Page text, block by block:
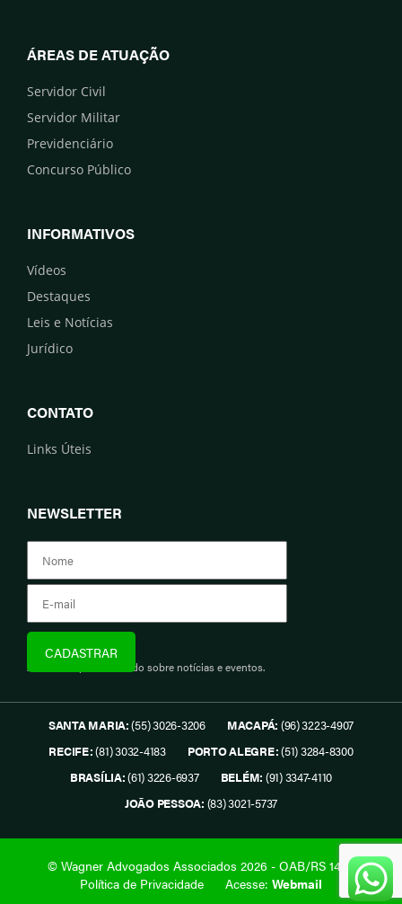
ÁREAS DE ATUAÇÃO
Servidor Civil
Servidor Militar
Previdenciário
Concurso Público
INFORMATIVOS
Vídeos
Destaques
Leis e Notícias
Jurídico
CONTATO
Links Úteis
NEWSLETTER
Assine e fique informado sobre notícias e eventos.
SANTA MARIA:(55) 3026-3206 MACAPÁ: (96) 3223-4907
RECIFE:(81) 3032-4183 PORTO ALEGRE:(51) 3284-8300
BRASÍLIA:(61) 3226-6937 BELÉM: (91) 3347-4110
JOÃO PESSOA: (83) 3021-5737
© Wagner Advogados Associados 2026 - OAB/RS 1419.
Política de Privacidade
Acesse: Webmail